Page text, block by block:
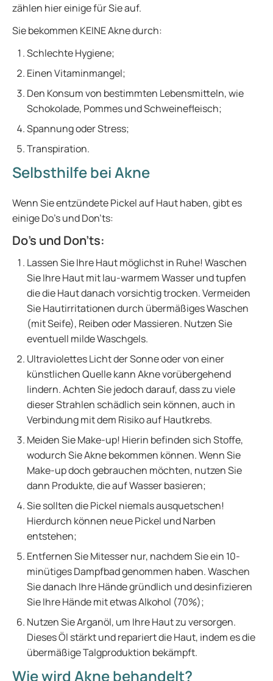
zählen hier einige für Sie auf.
Sie bekommen KEINE Akne durch:
Schlechte Hygiene;
Einen Vitaminmangel;
Den Konsum von bestimmten Lebensmitteln, wie
Schokolade, Pommes und Schweinefleisch;
Spannung oder Stress;
Transpiration.
Selbsthilfe bei Akne
Wenn Sie entzündete Pickel auf Haut haben, gibt es
einige Do’s und Don’ts:
Do’s und Don’ts:
Lassen Sie Ihre Haut möglichst in Ruhe! Waschen
Sie Ihre Haut mit lau-warmem Wasser und tupfen
die die Haut danach vorsichtig trocken. Vermeiden
Sie Hautirritationen durch übermäßiges Waschen
(mit Seife), Reiben oder Massieren. Nutzen Sie
eventuell milde Waschgels.
Ultraviolettes Licht der Sonne oder von einer
künstlichen Quelle kann Akne vorübergehend
lindern. Achten Sie jedoch darauf, dass zu viele
dieser Strahlen schädlich sein können, auch in
Verbindung mit dem Risiko auf Hautkrebs.
Meiden Sie Make-up! Hierin befinden sich Stoffe,
wodurch Sie Akne bekommen können. Wenn Sie
Make-up doch gebrauchen möchten, nutzen Sie
dann Produkte, die auf Wasser basieren;
Sie sollten die Pickel niemals ausquetschen!
Hierdurch können neue Pickel und Narben
entstehen;
Entfernen Sie Mitesser nur, nachdem Sie ein 10-
minütiges Dampfbad genommen haben. Waschen
Sie danach Ihre Hände gründlich und desinfizieren
Sie Ihre Hände mit etwas Alkohol (70%);
Nutzen Sie Arganöl, um Ihre Haut zu versorgen.
Dieses Öl stärkt und repariert die Haut, indem es die
übermäßige Talgproduktion bekämpft.
Wie wird Akne behandelt?